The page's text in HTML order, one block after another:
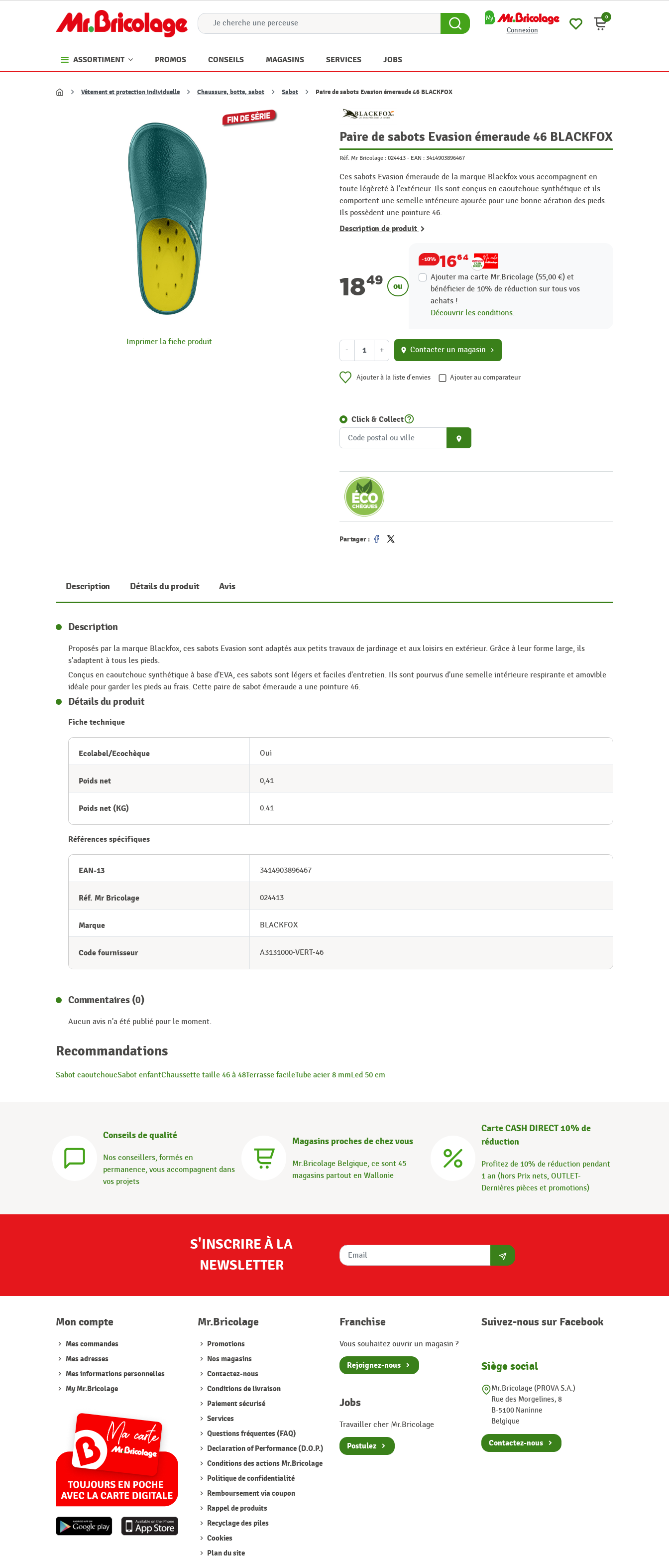
Connexion
0
ASSORTIMENT PROMOS CONSEILS MAGASINS SERVICES JOBS
Accueil
Vêtement et protection individuelle Chaussure, botte, sabot Sabot Paire de sabots Evasion émeraude 46 BLACKFOX
Imprimer la fiche produit
Paire de sabots Evasion émeraude 46 BLACKFOX
Réf. Mr Bricolage : 024413 - EAN : 3414903896467
Ces sabots Evasion émeraude de la marque Blackfox vous accompagnent en
toute légèreté à l'extérieur. Ils sont conçus en caoutchouc synthétique et ils
comportent une semelle intérieure ajourée pour une bonne aération des pieds.
Ils possèdent une pointure 46.
Description de produit
1849 ou
-10% 1664
Ajouter ma carte Mr.Bricolage (55,00 €) et
bénéficier de 10% de réduction sur tous vos
achats !
Découvrir les conditions.
- + location_on Contacter un magasin chevron_right
Ajouter à la liste d'envies Ajouter au comparateur
Click & Collecthelp_outline
place
Partager :
Description Détails du produit Avis
Description
Proposés par la marque Blackfox, ces sabots Evasion sont adaptés aux petits travaux de jardinage et aux loisirs en extérieur. Grâce à leur forme large, ils
s'adaptent à tous les pieds.
Conçus en caoutchouc synthétique à base d'EVA, ces sabots sont légers et faciles d'entretien. Ils sont pourvus d'une semelle intérieure respirante et amovible
idéale pour garder les pieds au frais. Cette paire de sabot émeraude a une pointure 46.
Détails du produit
Fiche technique
Ecolabel/Ecochèque Oui
Poids net 0,41
Poids net (KG) 0.41
Références spécifiques
EAN-13 3414903896467
Réf. Mr Bricolage 024413
Marque BLACKFOX
Code fournisseur A3131000-VERT-46
Commentaires (0)
Aucun avis n'a été publié pour le moment.
Recommandations
Sabot caoutchoucSabot enfantChaussette taille 46 à 48Terrasse facileTube acier 8 mmLed 50 cm
Conseils de qualité
Nos conseillers, formés en
permanence, vous accompagnent dans
vos projets
Magasins proches de chez vous
Mr.Bricolage Belgique, ce sont 45
magasins partout en Wallonie
Carte CASH DIRECT 10% de
réduction
Profitez de 10% de réduction pendant
1 an (hors Prix nets, OUTLET-
Dernières pièces et promotions)
S'INSCRIRE À LA
NEWSLETTER
S'abonner
Mon compte
Mes commandes
Mes adresses
Mes informations personnelles
My Mr.Bricolage
Mr.Bricolage
Promotions
Nos magasins
Contactez-nous
Conditions de livraison
Paiement sécurisé
Services
Questions fréquentes (FAQ)
Declaration of Performance (D.O.P.)
Conditions des actions Mr.Bricolage
Politique de confidentialité
Remboursement via coupon
Rappel de produits
Recyclage des piles
Cookies
Plan du site
Franchise
Vous souhaitez ouvrir un magasin ?
Rejoignez-nous
Jobs
Travailler cher Mr.Bricolage
Postulez
Suivez-nous sur Facebook
Siège social
Mr.Bricolage (PROVA S.A.)
Rue des Morgelines, 8
B-5100 Naninne
Belgique
Contactez-nous